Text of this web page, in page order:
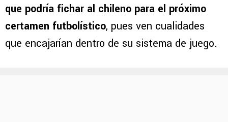
que podría fichar al chileno para el próximo
certamen futbolístico, pues ven cualidades
que encajarían dentro de su sistema de juego.